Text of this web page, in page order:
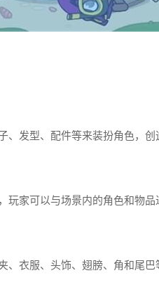
、发型、配件等来装扮角色，创
玩家可以与场景内的角色和物品
、衣服、头饰、翅膀、角和尾